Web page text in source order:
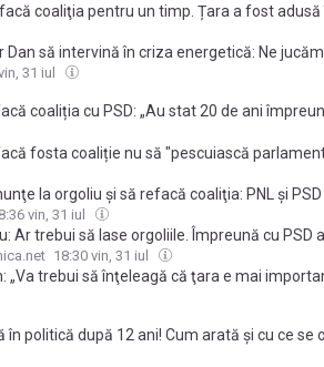
coaliţia pentru un timp. Țara a fost
PNL
Dan să intervină în criza energetică: Ne
31 iul
coaliția cu PSD: „Au stat 20 de ani
de ei”
fosta coaliție nu să "pescuiască
că țara e mai importantă decât orgoliul lui"
la orgoliu şi să refacă coaliţia: PNL și
vin, 31 iul
Ar trebui să lase orgoliile. Împreună cu PSD
18:30 vin, 31 iul
„Va trebui să înţeleagă că ţara e mai
coaliţia pentru un timp. Au stat 20 de ani
în politică după 12 ani! Cum arată și cu ce se